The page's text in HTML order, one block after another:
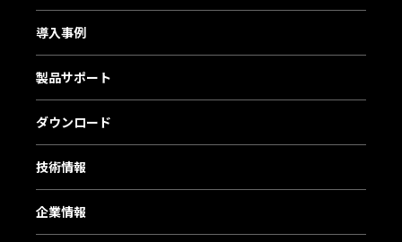
導入事例
製品サポート
ダウンロード
技術情報
企業情報